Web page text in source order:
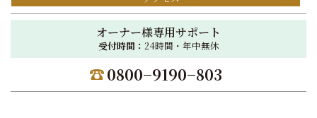
オーナー様専用サポート
受付時間： 24時間・年中無休
0800−9190−803